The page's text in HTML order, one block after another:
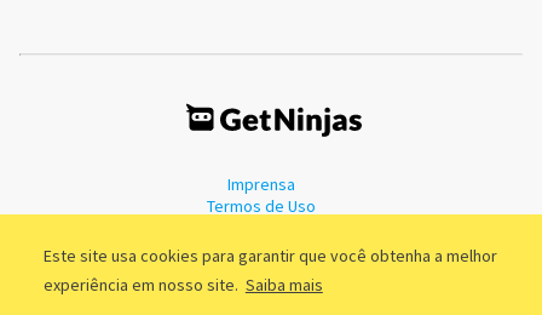
Este site usa cookies para garantir que você obtenha a melhor
experiência em nosso site. Saiba mais
Imprensa
Termos de Uso